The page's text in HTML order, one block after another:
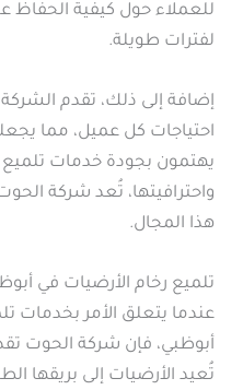
للعملاء حول كيفية الحفاظ
لفترات طويلة.
إضافة إلى ذلك، تقدم
احتياجات كل عميل، مما
يهتمون بجودة خدمات
واحترافيتها، تُعد شركة
هذا المجال.
تلميع رخام الأرضيات في
عندما يتعلق الأمر بخدمات
أبوظبي، فإن شركة الحوت
تُعيد الأرضيات إلى بريقها